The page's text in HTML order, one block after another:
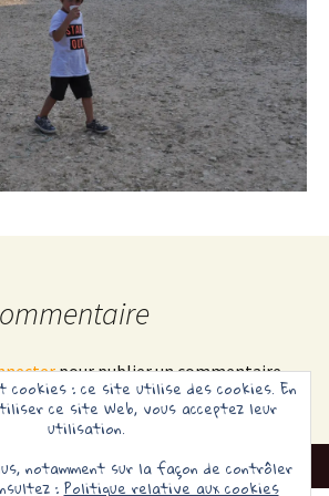
pour publier un commentaire.
: ce site utilise des cookies. En
ce site Web, vous acceptez leur
utilisation.
notamment sur la façon de contrôler
:Politique relative aux cookies